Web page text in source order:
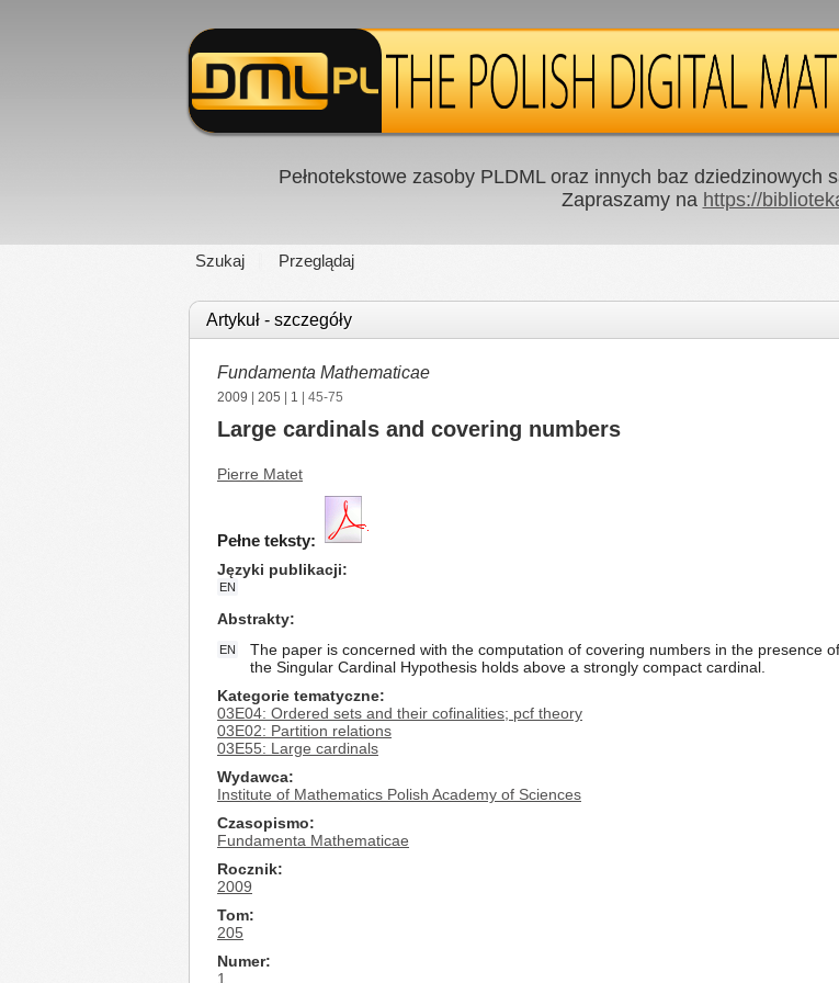
Pełnotekstowe zasoby PLDML oraz innych baz dziedzinowych
Zapraszamy na https://
Szukaj Przeglądaj
Artykuł - szczegóły
Fundamenta Mathematicae
2009 205 1 | 45-75
Large cardinals and covering numbers
Pierre Matet
Pełne teksty:
Języki publikacji
EN
Abstrakty
EN
The paper is concerned with the computation of covering numbers in the presence
the Singular Cardinal Hypothesis holds above a strongly compact cardinal.
Kategorie tematyczne
03E04: Ordered sets and their cofinalities; pcf theory
03E02: Partition relations
03E55: Large cardinals
Wydawca
Institute of Mathematics Polish Academy of Sciences
Czasopismo
Fundamenta Mathematicae
Rocznik
2009
Tom
205
Numer
1